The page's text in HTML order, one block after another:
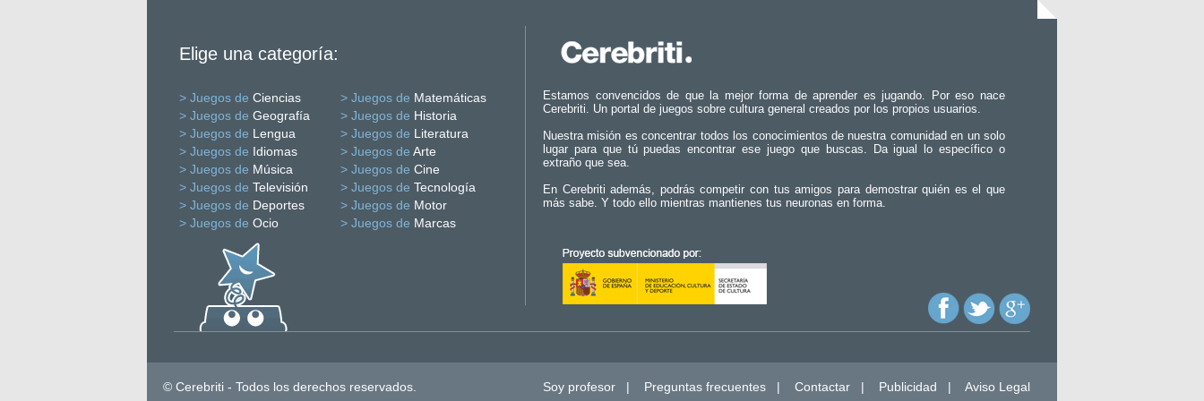
Elige una categoría:
> Juegos de Ciencias > Juegos de Matemáticas
> Juegos de Geografía > Juegos de Historia
> Juegos de Lengua > Juegos de Literatura
> Juegos de Idiomas > Juegos de Arte
> Juegos de Música > Juegos de Cine
> Juegos de Televisión > Juegos de Tecnología
> Juegos de Deportes > Juegos de Motor
> Juegos de Ocio > Juegos de Marcas
Estamos convencidos de que la mejor forma de aprender es jugando. Por eso nace
Cerebriti. Un portal de juegos sobre cultura general creados por los propios usuarios.
Nuestra misión es concentrar todos los conocimientos de nuestra comunidad en un solo
lugar para que tú puedas encontrar ese juego que buscas. Da igual lo específico o
extraño que sea.
En Cerebriti además, podrás competir con tus amigos para demostrar quién es el que
más sabe. Y todo ello mientras mantienes tus neuronas en forma.
© Cerebriti - Todos los derechos reservados. Soy profesor | Preguntas frecuentes | Contactar | Publicidad | Aviso Legal